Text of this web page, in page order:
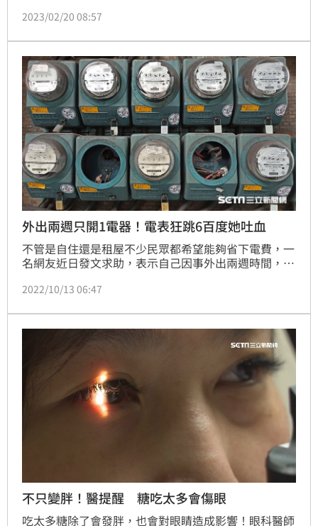
30％太低，讓他很困惑到底除到幾％最合適，也好奇提
曝光後，讓許多網友笑翻，「你是家裡在做低濕度製程
嗎？」
2023/02/20 08:57
外出兩週只開1電器！電表狂跳6百度她吐血
不管是自住還是租屋不少民眾都希望能夠省下電費，一
名網友近日發文求助，表示自己因事外出兩週時間，離
費時卻當場傻眼，好奇「是正常的嗎？」貼文一出引發
2022/10/13 06:47
不只變胖！醫提醒 糖吃太多會傷眼
吃太多糖除了會發胖，也會對眼睛造成影響！眼科醫師